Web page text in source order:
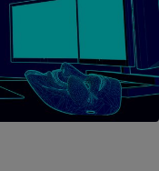
- Hygiène
- Crédit
- Fiscalité
routière
technique -
détachée
casque audio
Crédit immobilier
tondeuse
Maison de retraite